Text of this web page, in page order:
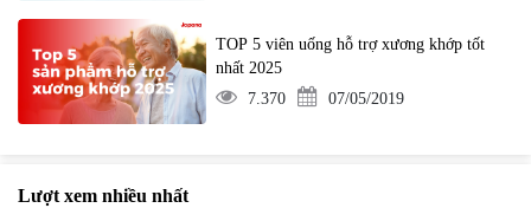
TOP 5 viên uống hỗ trợ xương khớp tốt
nhất 2025
7.370
07/05/2019
Lượt xem nhiều nhất